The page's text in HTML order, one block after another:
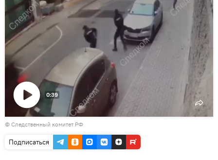
Воспроизвести
видео
0:39
© Следственный комитет РФ
Подписаться